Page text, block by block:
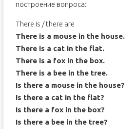
построение вопроса:
There is / there are
There is a mouse in the house.
There is a cat in the flat.
There is a fox in the box.
There is a bee in the tree.
Is there a mouse in the house?
Is there a cat in the flat?
Is there a fox in the box?
Is there a bee in the tree?